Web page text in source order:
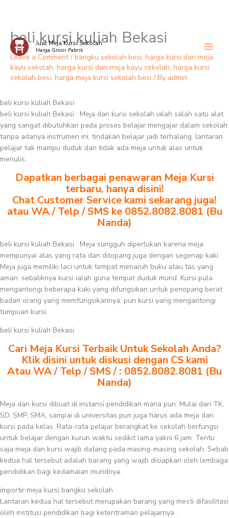
Skip
content
Jual Meja Kursi Sekolah
Harga Grosir Pabrik
beli kursi kuliah Bekasi
Leave a Comment / bangku sekolah besi, harga kursi dan meja
kayu sekolah, harga kursi dan meja kayu sekolah, harga kursi
sekolah besi, harga meja kursi sekolah besi / By admin
beli kursi kuliah Bekasi
beli kursi kuliah Bekasi : Meja dan kursi sekolah ialah salah satu alat
yang sangat dibutuhkan pada proses belajar mengajar dalam sekolah.
tanpa adanya instrumen ini, tindakan belajar jadi terhalang. lantaran
pelajar tak mampu duduk dan tidak ada meja untuk alas untuk
menulis.
Dapatkan berbagai penawaran Meja Kursi
terbaru, hanya disini!
Chat Customer Service kami sekarang juga!
atau WA / Telp / SMS ke 0852.8082.8081 (Bu
Nanda)
beli kursi kuliah Bekasi : Meja sungguh diperlukan karena meja
mempunyai alas yang rata dan ditopang juga dengan segenap kaki.
Meja juga memiliki laci untuk tempat menaruh buku atau tas yang
aman. sebaliknya kursi ialah guna tempat duduk murid. Kursi pula
mengantongi beberapa kaki yang difungsikan untuk penopang berat
badan orang yang memfungsikannya. pun kursi yang mengantongi
tumpuan kursi.
beli kursi kuliah Bekasi
Cari Meja Kursi Terbaik Untuk Sekolah Anda?
Klik disini untuk diskusi dengan CS kami
Atau WA / Telp / SMS / : 0852.8082.8081 (Bu
Nanda)
Meja dan kursi dibuat di instansi pendidikan mana pun. Mulai dari TK,
SD, SMP, SMA, sampai di universitas pun juga harus ada meja dan
kursi pada kelas. Rata-rata pelajar berangkat ke sekolah berfungsi
untuk belajar dengan kurun waktu sedikit lama yakni 6 jam. Tentu
saja meja dan kursi wajib datang pada masing-masing sekolah. Sebab
kedua hal tersebut adalah barang yang wajib disiapkan oleh lembaga
pendidikan bagi kedamaian muridnya.
importir meja kursi bangku sekolah
Lantaran kedua hal tersebut merupakan barang yang mesti difasilitasi
oleh institusi pendidikan bagi ketentraman pelajarnya .